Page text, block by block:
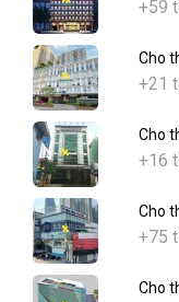
+59
Cho
+21
Cho
+16
Cho
+75
Cho